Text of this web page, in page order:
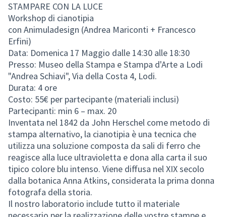
(External link)
STAMPARE CON LA LUCE
Workshop di cianotipia
con Animuladesign (Andrea Mariconti + Francesco
Erfini)
Data: Domenica 17 Maggio dalle 14:30 alle 18:30
Presso: Museo della Stampa e Stampa d'Arte a Lodi
"Andrea Schiavi", Via della Costa 4, Lodi.
Durata: 4 ore
Costo: 55€ per partecipante (materiali inclusi)
Partecipanti: min 6 – max. 20
Inventata nel 1842 da John Herschel come metodo di
stampa alternativo, la cianotipia è una tecnica che
utilizza una soluzione composta da sali di ferro che
reagisce alla luce ultravioletta e dona alla carta il suo
tipico colore blu intenso. Viene diffusa nel XIX secolo
dalla botanica Anna Atkins, considerata la prima donna
fotografa della storia.
Il nostro laboratorio include tutto il materiale